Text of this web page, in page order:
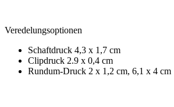
Veredelungsoptionen
Schaftdruck 4,3 x 1,7 cm
Clipdruck 2.9 x 0,4 cm
Rundum-Druck 2 x 1,2 cm, 6,1 x 4 cm